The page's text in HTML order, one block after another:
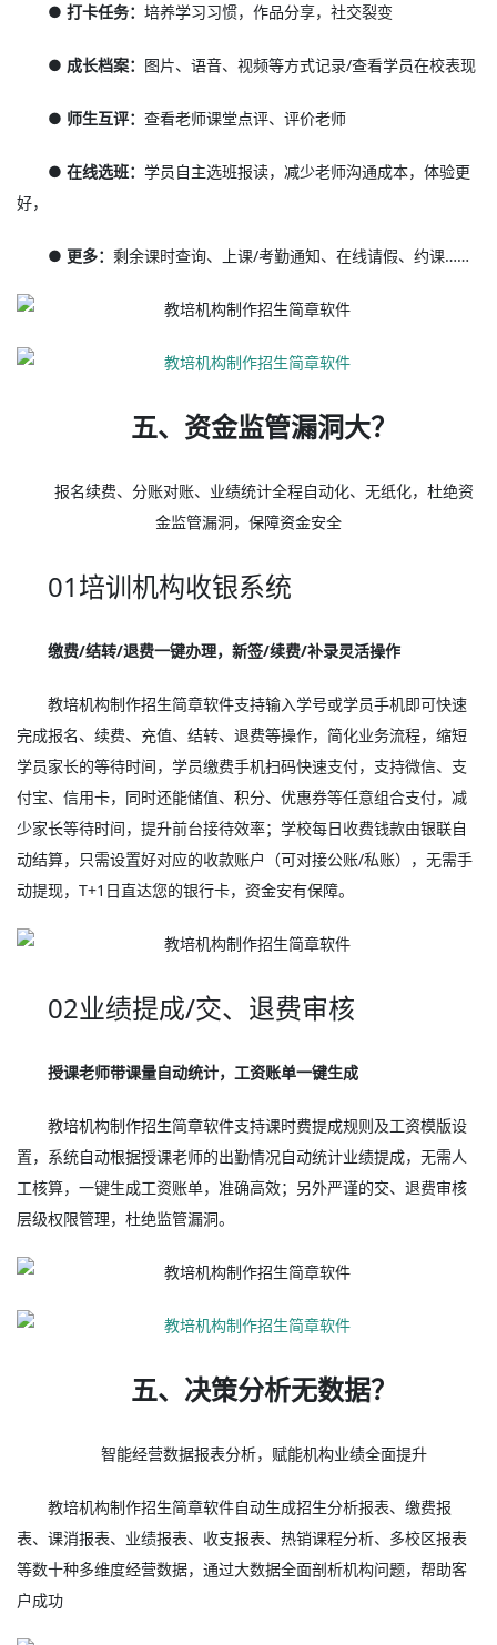
● 打卡任务：培养学习习惯，作品分享，社交裂变
● 成长档案： 图片、语音、视频等方式记录/查看学员在校表现
● 师生互评：查看老师课堂点评、评价老师
● 在线选班：学员自主选班报读，减少老师沟通成本，体验更
好，
● 更多：剩余课时查询、上课/考勤通知、在线请假、约课……
五、资金监管漏洞大？
报名续费、分账对账、业绩统计全程自动化、无纸化，杜绝资
金监管漏洞，保障资金安全
01培训机构收银系统
缴费/结转/退费一键办理，新签/续费/补录灵活操作
教培机构制作招生简章软件支持输入学号或学员手机即可快速
完成报名、续费、充值、结转、退费等操作，简化业务流程，缩短
学员家长的等待时间，学员缴费手机扫码快速支付，支持微信、支
付宝、信用卡，同时还能储值、积分、优惠券等任意组合支付，减
少家长等待时间，提升前台接待效率；学校每日收费钱款由银联自
动结算，只需设置好对应的收款账户（可对接公账/私账），无需手
动提现，T+1日直达您的银行卡，资金安有保障。
02业绩提成/交、退费审核
授课老师带课量自动统计，工资账单一键生成
教培机构制作招生简章软件支持课时费提成规则及工资模版设
置，系统自动根据授课老师的出勤情况自动统计业绩提成，无需人
工核算，一键生成工资账单，准确高效；另外严谨的交、退费审核
层级权限管理，杜绝监管漏洞。
五、决策分析无数据？
智能经营数据报表分析，赋能机构业绩全面提升
教培机构制作招生简章软件自动生成招生分析报表、缴费报
表、课消报表、业绩报表、收支报表、热销课程分析、多校区报表
等数十种多维度经营数据，通过大数据全面剖析机构问题，帮助客
户成功